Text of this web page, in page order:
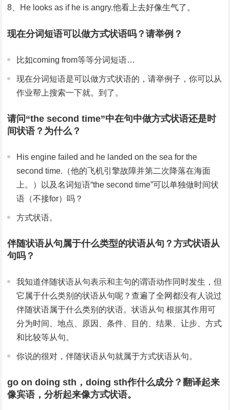
8、He looks as if he is angry.他看上去好像生气了。
现在分词短语可以做方式状语吗？请举例？
比如coming from等等分词短语…
现在分词短语是可以做方式状语的，请举例子，你可以从
作业帮上搜索一下就。到了。
请问“the second time”中在句中做方式状语还是时
间状语？为什么？
His engine failed and he landed on the sea for the
second time.（他的飞机引擎故障并第二次降落在海面
上。）以及名词短语“the second time”可以单独做时间状
语（不接for）吗？
方式状语。
伴随状语从句属于什么类型的状语从句？方式状语从
句吗？
我知道伴随状语从句表示和主句的谓语动作同时发生，但
它属于什么类别的状语从句呢？查遍了全网都没有人说过
伴随状语属于什么类别的状语。状语从句 根据其作用可
分为时间、地点、原因、条件、目的、结果、让步、方式
和比较等从句。
你说的很对，伴随状语从句就属于方式状语从句。
go on doing sth，doing sth作什么成分？翻译起来
像宾语，分析起来像方式状语。